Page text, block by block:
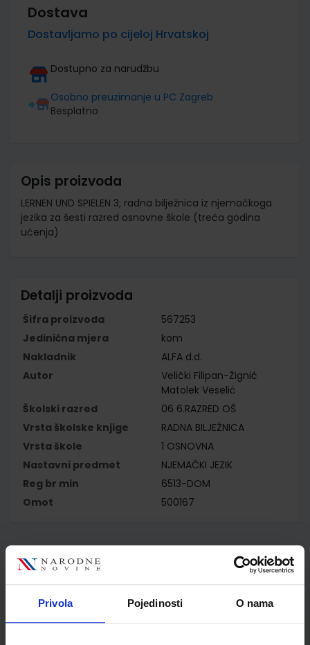
Privola Pojedinosti O nama
Dostava
Dostavljamo po cijeloj Hrvatskoj
Dostupno za narudžbu
Osobno preuzimanje u PC Zagreb
Besplatno
Opis proizvoda
LERNEN UND SPIELEN 3; radna bilježnica iz njemačkoga
jezika za šesti razred osnovne škole (treća godina
učenja)
Detalji proizvoda
Šifra proizvoda
567253
Jedinična mjera
kom
Nakladnik
ALFA d.d.
Autor
Velički Filipan-Žignić
Matolek Veselić
Školski razred
06 6.RAZRED OŠ
Vrsta školske knjige
RADNA BILJEŽNICA
Vrsta škole
1 OSNOVNA
Nastavni predmet
NJEMAČKI JEZIK
Reg br min
6513-DOM
Omot
500167
Kupci najčešće biraju..